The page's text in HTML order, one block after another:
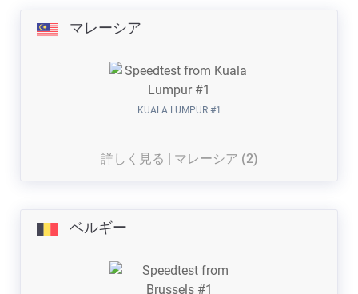
マレーシア
KUALA LUMPUR #1
詳しく見る | マレーシア (2)
ベルギー